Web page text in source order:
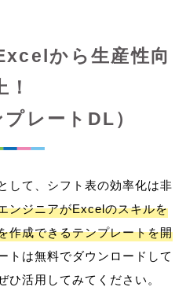
から生産性向
！
プレートDL）
して、シフト表の効率化は非
ンジニアがExcelのスキルを
作成できるテンプレートを開
トは無料でダウンロードして
ひ活用してみてください。